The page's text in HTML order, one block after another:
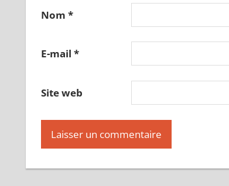
Nom *
E-mail *
Site web